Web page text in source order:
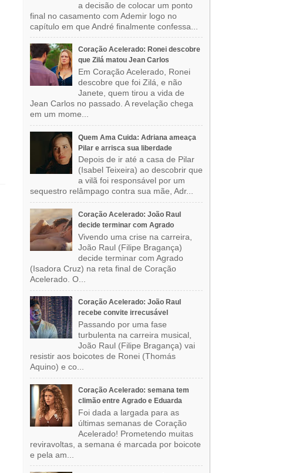
a decisão de colocar um ponto
final no casamento com Ademir logo no
capítulo em que André finalmente confessa...
Coração Acelerado: Ronei descobre
que Zilá matou Jean Carlos
Em Coração Acelerado, Ronei
descobre que foi Zilá, e não
Janete, quem tirou a vida de
Jean Carlos no passado. A revelação chega
em um mome...
Quem Ama Cuida: Adriana ameaça
Pilar e arrisca sua liberdade
Depois de ir até a casa de Pilar
(Isabel Teixeira) ao descobrir que
a vilã foi responsável por um
sequestro relâmpago contra sua mãe, Adr...
Coração Acelerado: João Raul
decide terminar com Agrado
Vivendo uma crise na carreira,
João Raul (Filipe Bragança)
decide terminar com Agrado
(Isadora Cruz) na reta final de Coração
Acelerado. O...
Coração Acelerado: João Raul
recebe convite irrecusável
Passando por uma fase
turbulenta na carreira musical,
João Raul (Filipe Bragança) vai
resistir aos boicotes de Ronei (Thomás
Aquino) e co...
Coração Acelerado: semana tem
climão entre Agrado e Eduarda
Foi dada a largada para as
últimas semanas de Coração
Acelerado! Prometendo muitas
reviravoltas, a semana é marcada por boicote
e pela am...